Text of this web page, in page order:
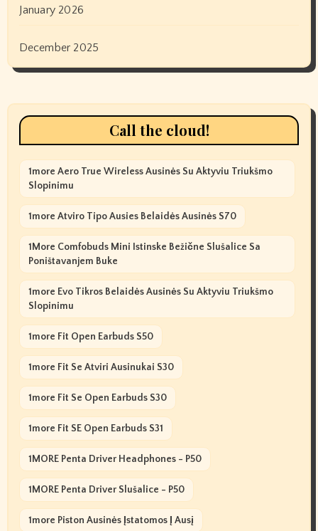
January 2026
December 2025
Call the cloud!
1more Aero True Wireless Ausinės Su Aktyviu Triukšmo
Slopinimu
1more Atviro Tipo Ausies Belaidės Ausinės S70
1More Comfobuds Mini Istinske Bežične Slušalice Sa
Poništavanjem Buke
1more Evo Tikros Belaidės Ausinės Su Aktyviu Triukšmo
Slopinimu
1more Fit Open Earbuds S50
1more Fit Se Atviri Ausinukai S30
1more Fit Se Open Earbuds S30
1more Fit SE Open Earbuds S31
1MORE Penta Driver Headphones - P50
1MORE Penta Driver Slušalice - P50
1more Piston Ausinės Įstatomos Į Ausį